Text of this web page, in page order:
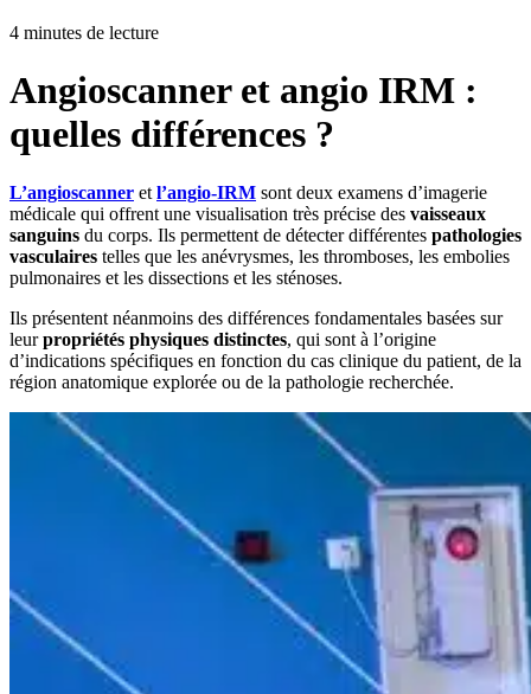
4 minutes de lecture
Angioscanner et angio IRM :
quelles différences ?
L’angioscanner et l’angio-IRM sont deux examens d’imagerie
médicale qui offrent une visualisation très précise des vaisseaux
sanguins du corps. Ils permettent de détecter différentes pathologies
vasculaires telles que les anévrysmes, les thromboses, les embolies
pulmonaires et les dissections et les sténoses.
Ils présentent néanmoins des différences fondamentales basées sur
leurpropriétés physiques distinctes, qui sont à l’origine
d’indications spécifiques en fonction du cas clinique du patient, de la
région anatomique explorée ou de la pathologie recherchée.